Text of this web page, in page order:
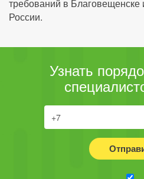
требований в
России.
Узнать